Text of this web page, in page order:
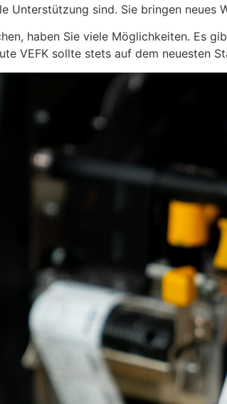
Unterstützung sind. Sie bringen
haben Sie viele Möglichkeiten.
VEFK sollte stets auf dem neuesten